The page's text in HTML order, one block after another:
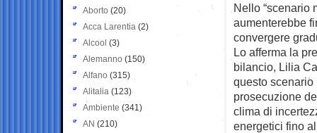
Nello “scenario
aumenterebbe
convergere
Lo afferma la
bilancio, Lilia
questo scenario
prosecuzione
clima di
energetici fino
Aborto (20)
Acca Larentia (2)
Alcool (3)
Alemanno (150)
Alfano (315)
Alitalia (123)
Ambiente (341)
AN (210)